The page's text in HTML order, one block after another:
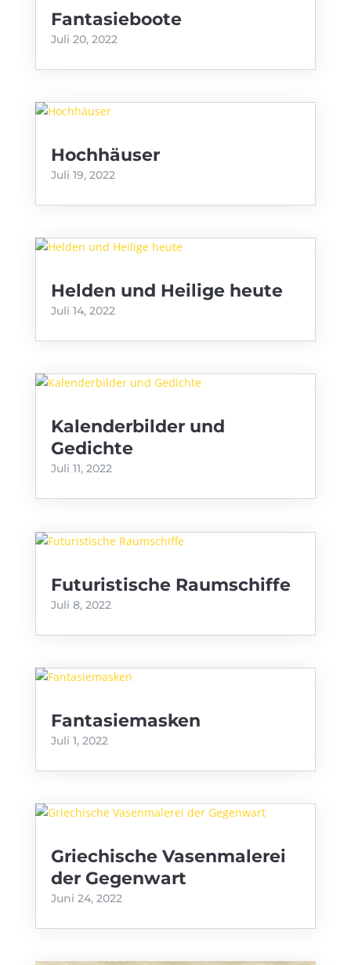
Fantasieboote
Juli 20, 2022
Hochhäuser
Juli 19, 2022
Helden und Heilige heute
Juli 14, 2022
Kalenderbilder und
Gedichte
Juli 11, 2022
Futuristische Raumschiffe
Juli 8, 2022
Fantasiemasken
Juli 1, 2022
Griechische Vasenmalerei
der Gegenwart
Juni 24, 2022